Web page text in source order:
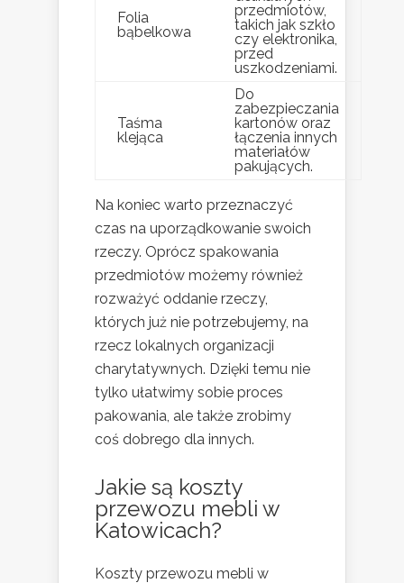
Folia
bąbelkowa
przedmiotów,
takich jak szkło
czy elektronika,
przed
uszkodzeniami.
Taśma
klejąca
Do
zabezpieczania
kartonów oraz
łączenia innych
materiałów
pakujących.
Na koniec warto przeznaczyć
czas na uporządkowanie swoich
rzeczy. Oprócz spakowania
przedmiotów możemy również
rozważyć oddanie rzeczy,
których już nie potrzebujemy, na
rzecz lokalnych organizacji
charytatywnych. Dzięki temu nie
tylko ułatwimy sobie proces
pakowania, ale także zrobimy
coś dobrego dla innych.
Jakie są koszty
przewozu mebli w
Katowicach?
Koszty przewozu mebli w